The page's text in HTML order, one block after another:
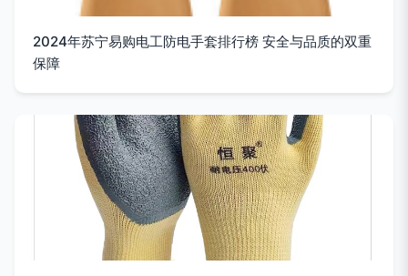
2024年苏宁易购电工防电手套排行榜 安全与品质的双重
保障